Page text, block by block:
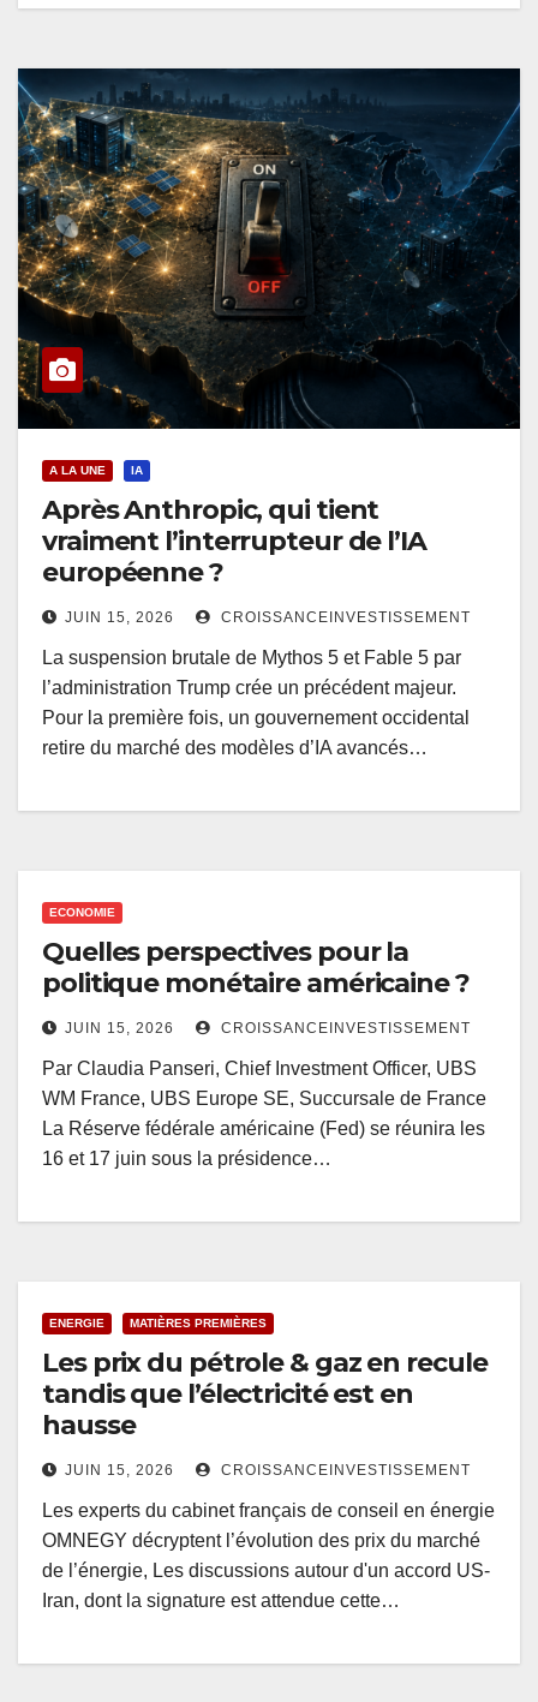
A LA UNE IA
Après Anthropic, qui tient
vraiment l’interrupteur de l’IA
européenne ?
JUIN 15, 2026 CROISSANCEINVESTISSEMENT
La suspension brutale de Mythos 5 et Fable 5 par
l’administration Trump crée un précédent majeur.
Pour la première fois, un gouvernement occidental
retire du marché des modèles d’IA avancés…
ECONOMIE
Quelles perspectives pour la
politique monétaire américaine ?
JUIN 15, 2026 CROISSANCEINVESTISSEMENT
Par Claudia Panseri, Chief Investment Officer, UBS
WM France, UBS Europe SE, Succursale de France
La Réserve fédérale américaine (Fed) se réunira les
16 et 17 juin sous la présidence…
ENERGIE MATIÈRES PREMIÈRES
Les prix du pétrole & gaz en recule
tandis que l’électricité est en
hausse
JUIN 15, 2026 CROISSANCEINVESTISSEMENT
Les experts du cabinet français de conseil en énergie
OMNEGY décryptent l’évolution des prix du marché
de l’énergie, Les discussions autour d'un accord US-
Iran, dont la signature est attendue cette…